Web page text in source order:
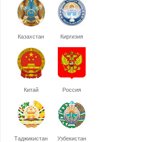
Казахстан Киргизия
Китай Россия
Таджикистан Узбекистан